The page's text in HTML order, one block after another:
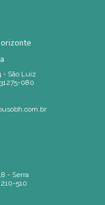
- São Luiz
080
- Serra
510